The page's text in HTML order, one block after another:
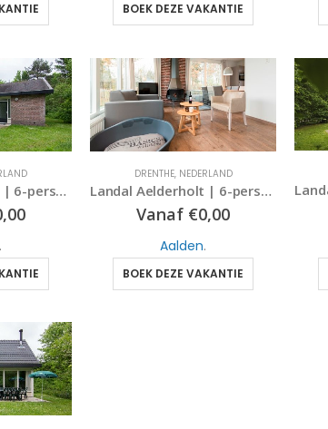
BOEK DEZE VAKANTIE
Landal Aelderholt | 6-persoonsbungalow | type 6B | Aalden, Drenthe
.
DRENTHE, NEDERLAND
Landal Aelderholt | 6-persoonshondenbungalow – comfort | type 6CD | Aalden, Drenthe
Vanaf €0,00
Aalden.
BOEK DEZE VAKANTIE